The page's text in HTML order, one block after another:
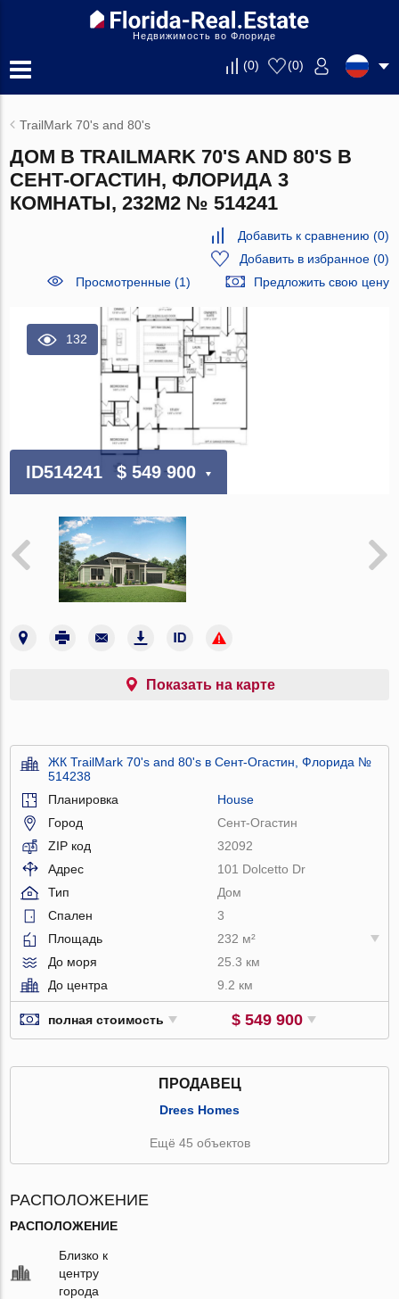
Недвижимость во Флориде
(0) (0)
TrailMark 70's and 80's
ДОМ В TRAILMARK 70'S AND 80'S В
СЕНТ-ОГАСТИН, ФЛОРИДА 3
КОМНАТЫ, 232М2 № 514241
Добавить к сравнению (0)
Добавить в избранное(0)
Просмотренные (1)
Предложить свою цену
132
ID514241 $ 549 900
Показать на карте
ЖК TrailMark 70's and 80's в Сент-Огастин, Флорида №
514238
Планировка
House
Город
Сент-Огастин
ZIP код
32092
Адрес
101 Dolcetto Dr
Тип
Дом
Спален
3
Площадь
232 м²
До моря
25.3 км
До центра
9.2 км
полная стоимость $ 549 900
ПРОДАВЕЦ
Drees Homes
Ещё 45 объектов
РАСПОЛОЖЕНИЕ
РАСПОЛОЖЕНИЕ
Близко к
центру
города